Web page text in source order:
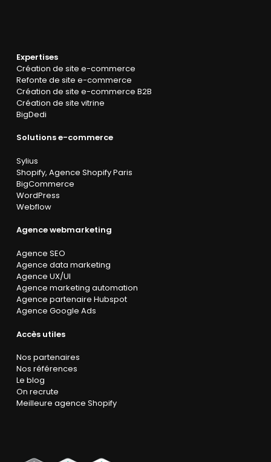
Expertises
Création de site e-commerce
Refonte de site e-commerce
Création de site e-commerce B2B
Création de site vitrine
BigDedi
Solutions e-commerce
Sylius
Shopify, Agence Shopify Paris
BigCommerce
WordPress
Webflow
Agence webmarketing
Agence SEO
Agence data marketing
Agence UX/UI
Agence marketing automation
Agence partenaire Hubspot
Agence Google Ads
Accès utiles
Nos partenaires
Nos références
Le blog
On recrute
Meilleure agence Shopify